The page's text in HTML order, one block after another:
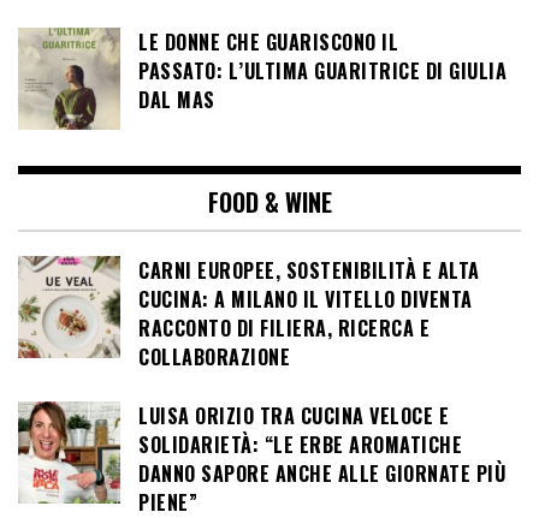
LE DONNE CHE GUARISCONO IL
PASSATO: L’ULTIMA GUARITRICE DI GIULIA
DAL MAS
FOOD & WINE
CARNI EUROPEE, SOSTENIBILITÀ E ALTA
CUCINA: A MILANO IL VITELLO DIVENTA
RACCONTO DI FILIERA, RICERCA E
COLLABORAZIONE
LUISA ORIZIO TRA CUCINA VELOCE E
SOLIDARIETÀ: “LE ERBE AROMATICHE
DANNO SAPORE ANCHE ALLE GIORNATE PIÙ
PIENE”